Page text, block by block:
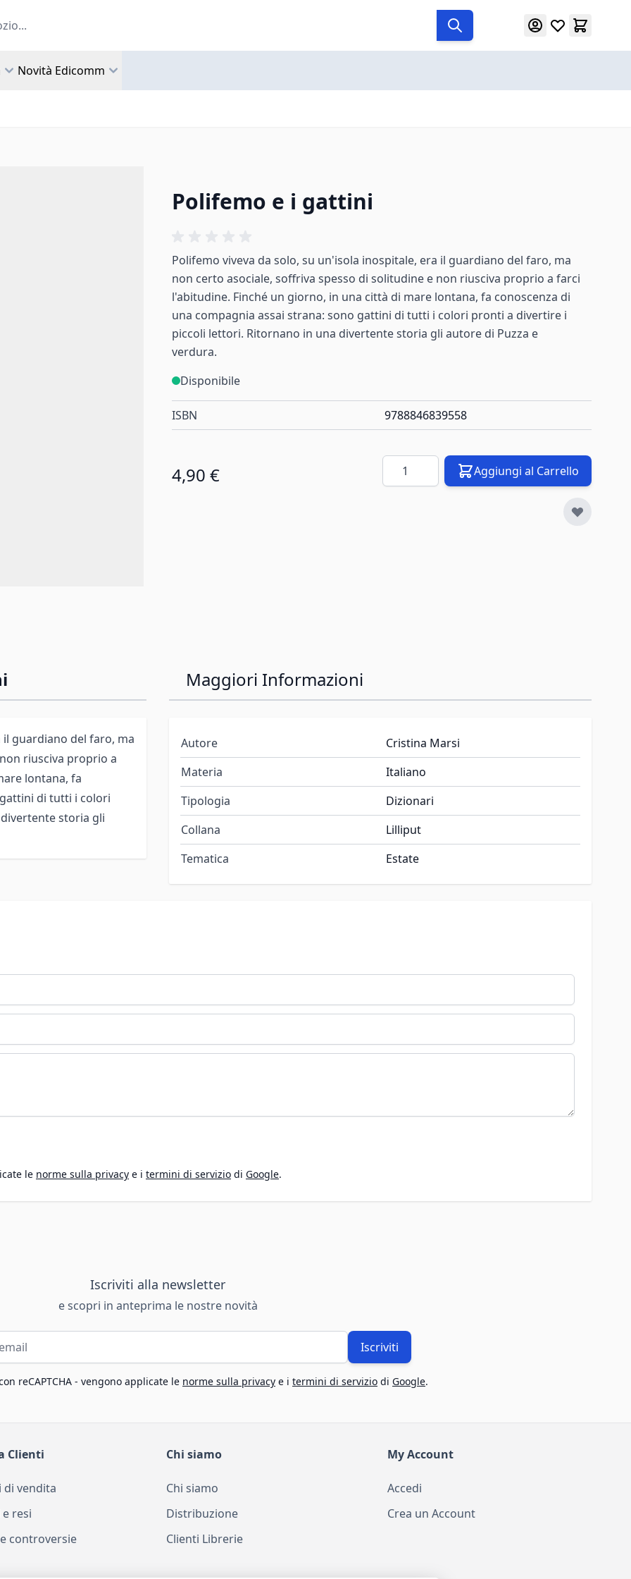
Novità Edicomm
Polifemo e i gattini
Polifemo viveva da solo, su un'isola inospitale, era il guardiano del faro, ma
non certo asociale, soffriva spesso di solitudine e non riusciva proprio a farci
l'abitudine. Finché un giorno, in una città di mare lontana, fa conoscenza di
una compagnia assai strana: sono gattini di tutti i colori pronti a divertire i
piccoli lettori. Ritornano in una divertente storia gli autore di Puzza e
verdura.
Disponibile
ISBN 9788846839558
4,90 € Quantità Aggiungi al Carrello
guardiano del faro, ma
riusciva proprio a
lontana, fa
di tutti i colori
storia gli
Maggiori Informazioni
Autore
Cristina Marsi
Materia
Italiano
Tipologia
Dizionari
Collana
Lilliput
Tematica
Estate
le norme sulla privacy e i termini di servizio di Google.
Iscriviti alla newsletter
e scopri in anteprima le nostre novità
Iscriviti
reCAPTCHA - vengono applicate le norme sulla privacy e i termini di servizio di Google.
Clienti
di vendita
resi
controversie
Chi siamo
Chi siamo
Distribuzione
Clienti Librerie
My Account
Accedi
Crea un Account